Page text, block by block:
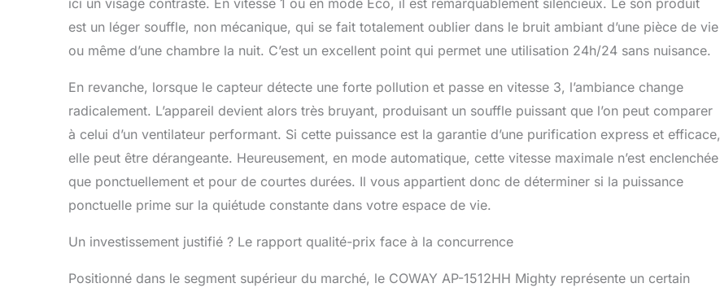
est un léger souffle, non mécanique, qui se fait totalement oublier dans le bruit ambiant d’une pièce de vie
ou même d’une chambre la nuit. C’est un excellent point qui permet une utilisation 24h/24 sans nuisance.
En revanche, lorsque le capteur détecte une forte pollution et passe en vitesse 3, l’ambiance change
radicalement. L’appareil devient alors très bruyant, produisant un souffle puissant que l’on peut comparer
à celui d’un ventilateur performant. Si cette puissance est la garantie d’une purification express et efficace,
elle peut être dérangeante. Heureusement, en mode automatique, cette vitesse maximale n’est enclenchée
que ponctuellement et pour de courtes durées. Il vous appartient donc de déterminer si la puissance
ponctuelle prime sur la quiétude constante dans votre espace de vie.
Un investissement justifié ? Le rapport qualité-prix face à la concurrence
Positionné dans le segment supérieur du marché, le COWAY AP-1512HH Mighty représente un certain